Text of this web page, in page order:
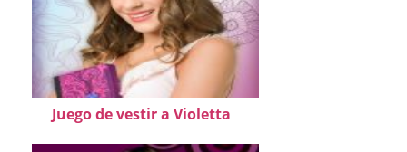
Juego de vestir a Violetta